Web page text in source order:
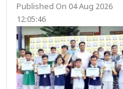
Published On 04 Aug 2026
12:05:46